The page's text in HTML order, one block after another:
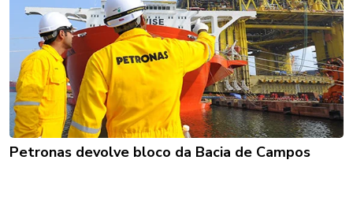
Petronas devolve bloco da Bacia de Campos